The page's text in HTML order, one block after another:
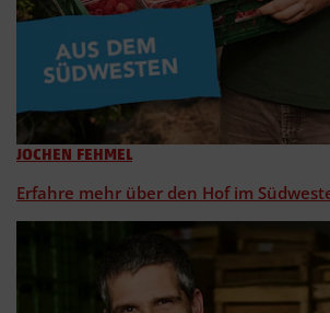
JOCHEN FEHMEL
Erfahre mehr über den Hof im